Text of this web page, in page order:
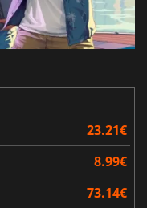
23.21€
8.99€
73.14€